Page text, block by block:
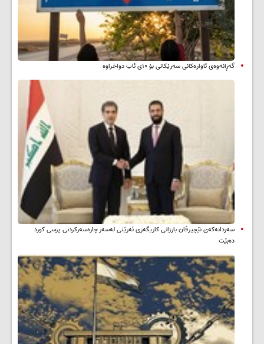
گەڕانەوەی ئاوارەکانی سەرێکانی بۆ ۱۰ی ئاب دواخراوە
سه‌ردانه‌کەی نێچیرڤان بارزانی كاریگه‌ری ئه‌رێنی له‌سه‌ر چاره‌سه‌ركردنی پرسی كورد
ده‌بێت